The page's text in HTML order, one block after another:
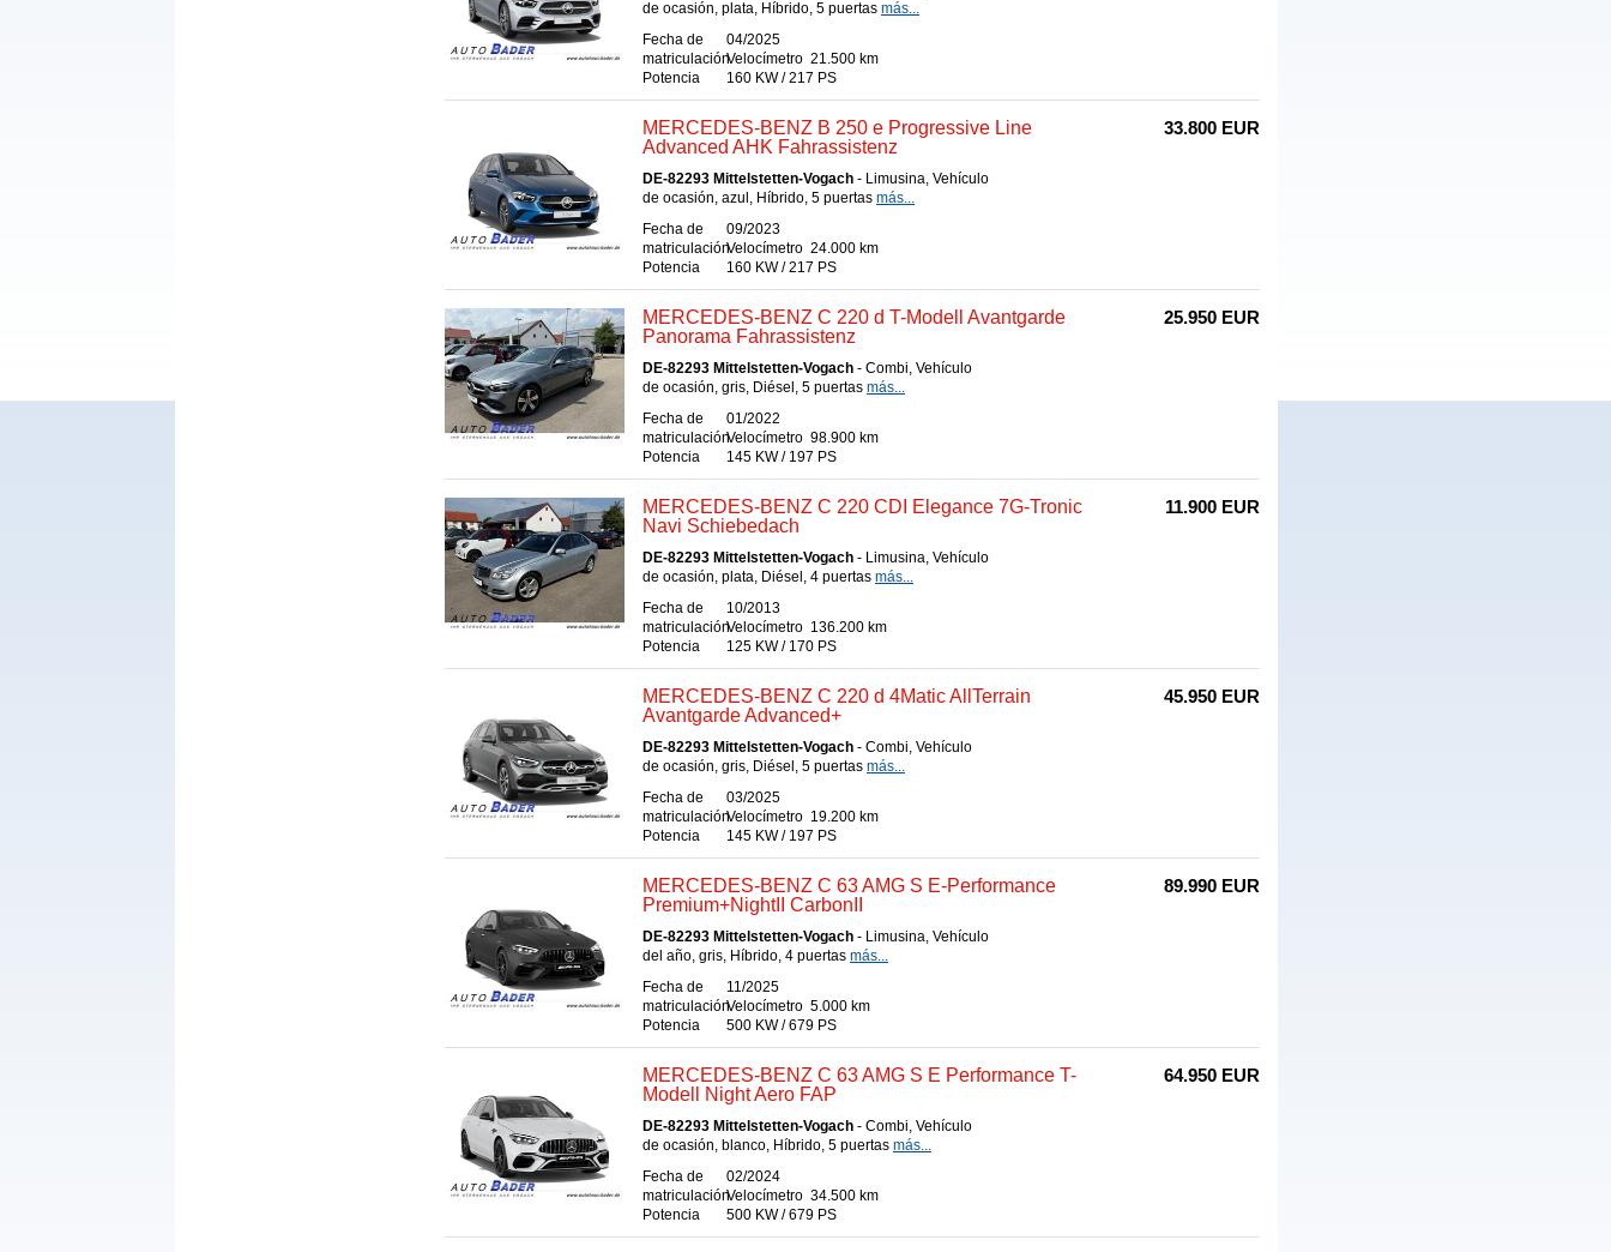
de ocasión, plata, Híbrido, 5 puertas más...
Fecha de
matriculación
04/2025
Velocímetro 21.500 km
Potencia
160 KW / 217 PS
33.800 EUR
MERCEDES-BENZ B 250 e Progressive Line
Advanced AHK Fahrassistenz
DE-82293 Mittelstetten-Vogach - Limusina, Vehículo
de ocasión, azul, Híbrido, 5 puertas más...
Fecha de
matriculación
09/2023
Velocímetro 24.000 km
Potencia
160 KW / 217 PS
25.950 EUR
MERCEDES-BENZ C 220 d T-Modell Avantgarde
Panorama Fahrassistenz
DE-82293 Mittelstetten-Vogach - Combi, Vehículo
de ocasión, gris, Diésel, 5 puertas más...
Fecha de
matriculación
01/2022
Velocímetro 98.900 km
Potencia
145 KW / 197 PS
11.900 EUR
MERCEDES-BENZ C 220 CDI Elegance 7G-Tronic
Navi Schiebedach
DE-82293 Mittelstetten-Vogach - Limusina, Vehículo
de ocasión, plata, Diésel, 4 puertas más...
Fecha de
matriculación
10/2013
Velocímetro 136.200 km
Potencia
125 KW / 170 PS
45.950 EUR
MERCEDES-BENZ C 220 d 4Matic AllTerrain
Avantgarde Advanced+
DE-82293 Mittelstetten-Vogach - Combi, Vehículo
de ocasión, gris, Diésel, 5 puertas más...
Fecha de
matriculación
03/2025
Velocímetro 19.200 km
Potencia
145 KW / 197 PS
89.990 EUR
MERCEDES-BENZ C 63 AMG S E-Performance
Premium+NightII CarbonII
DE-82293 Mittelstetten-Vogach - Limusina, Vehículo
del año, gris, Híbrido, 4 puertas más...
Fecha de
matriculación
11/2025
Velocímetro 5.000 km
Potencia
500 KW / 679 PS
64.950 EUR
MERCEDES-BENZ C 63 AMG S E Performance T-
Modell Night Aero FAP
DE-82293 Mittelstetten-Vogach - Combi, Vehículo
de ocasión, blanco, Híbrido, 5 puertas más...
Fecha de
matriculación
02/2024
Velocímetro 34.500 km
Potencia
500 KW / 679 PS